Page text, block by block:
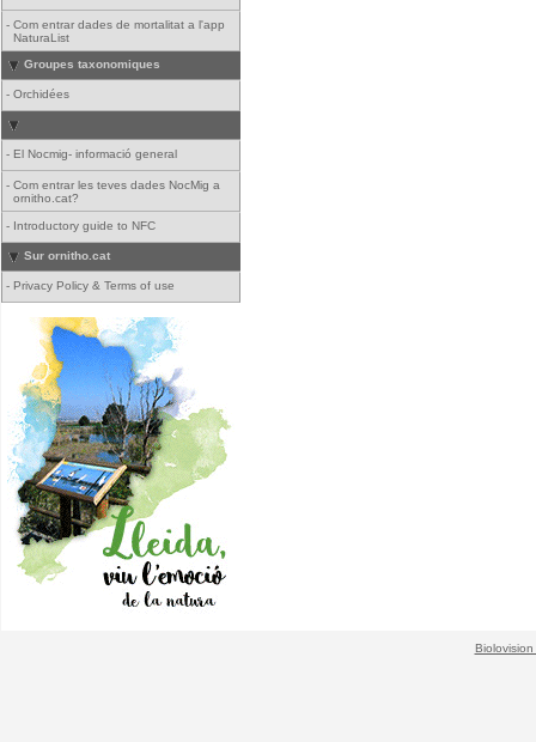
- Com entrar dades de mortalitat a l'app
NaturaList
Groupes taxonomiques
- Orchidées
- El Nocmig- informació general
- Com entrar les teves dades NocMig a
ornitho.cat?
- Introductory guide to NFC
Sur ornitho.cat
- Privacy Policy & Terms of use
Biolovision